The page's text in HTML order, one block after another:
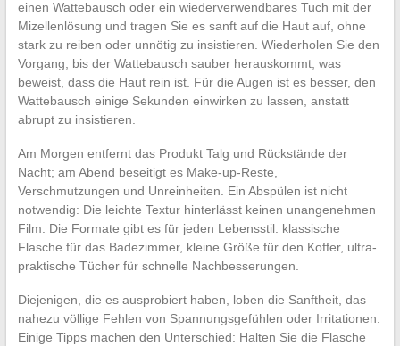
einen Wattebausch oder ein wiederverwendbares Tuch mit der
Mizellenlösung und tragen Sie es sanft auf die Haut auf, ohne
stark zu reiben oder unnötig zu insistieren. Wiederholen Sie den
Vorgang, bis der Wattebausch sauber herauskommt, was
beweist, dass die Haut rein ist. Für die Augen ist es besser, den
Wattebausch einige Sekunden einwirken zu lassen, anstatt
abrupt zu insistieren.
Am Morgen entfernt das Produkt Talg und Rückstände der
Nacht; am Abend beseitigt es Make-up-Reste,
Verschmutzungen und Unreinheiten. Ein Abspülen ist nicht
notwendig: Die leichte Textur hinterlässt keinen unangenehmen
Film. Die Formate gibt es für jeden Lebensstil: klassische
Flasche für das Badezimmer, kleine Größe für den Koffer, ultra-
praktische Tücher für schnelle Nachbesserungen.
Diejenigen, die es ausprobiert haben, loben die Sanftheit, das
nahezu völlige Fehlen von Spannungsgefühlen oder Irritationen.
Einige Tipps machen den Unterschied: Halten Sie die Flasche